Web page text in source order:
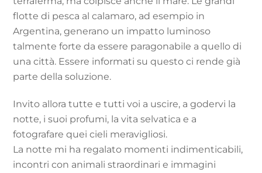
flotte di pesca al calamaro, ad esempio in
Argentina, generano un impatto luminoso
talmente forte da essere paragonabile a quello di
una città. Essere informati su questo ci rende già
parte della soluzione.
Invito allora tutte e tutti voi a uscire, a godervi la
notte, i suoi profumi, la vita selvatica e a
fotografare quei cieli meravigliosi.
La notte mi ha regalato momenti indimenticabili,
incontri con animali straordinari e immagini